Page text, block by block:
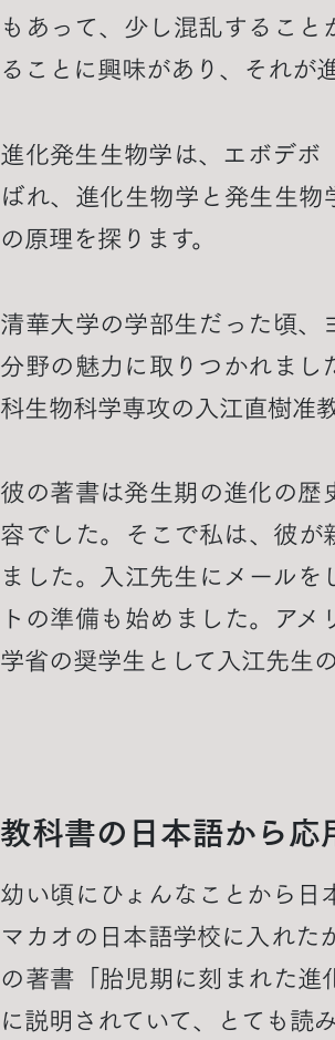
もあって、少し混乱するこ
ることに興味があり、それが
進化発生生物学は、エボデ
ばれ、進化生物学と発生生
の原理を探ります。
清華大学の学部生だった頃
分野の魅力に取りつかれま
科生物科学専攻の入江直樹准
彼の著書は発生期の進化の
容でした。そこで私は、彼
ました。入江先生にメール
トの準備も始めました。ア
学省の奨学生として入江先生
教科書の日本語から応
幼い頃にひょんなことから
マカオの日本語学校に入れ
の著書「胎児期に刻まれた
に説明されていて、とても読